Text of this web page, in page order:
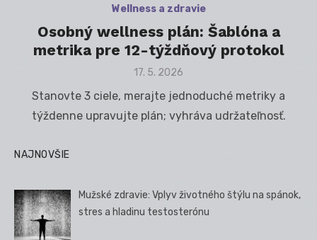
Wellness a zdravie
Osobný wellness plán: Šablóna a
metrika pre 12-týždňový protokol
Posted
17. 5. 2026
Stanovte 3 ciele, merajte jednoduché metriky a
týždenne upravujte plán; vyhráva udržateľnosť.
NAJNOVŠIE
Mužské zdravie: Vplyv životného štýlu na spánok,
stres a hladinu testosterónu